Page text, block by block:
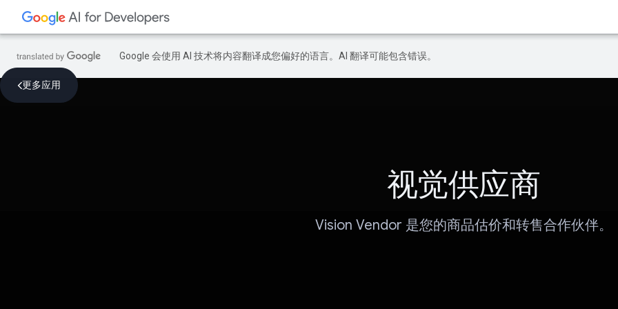
Google 会使用 AI 技术将内容翻译成您偏好的语言。AI 翻译可能包含错误。
更多应用
视觉供应商
Vision Vendor 是您的商品估价和转售合作伙伴。